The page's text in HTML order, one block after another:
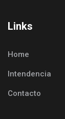
Links
Home
Intendencia
Contacto